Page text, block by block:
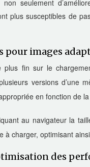
seulement
plus susceptibles de
pour images
plus fin sur le
versions d’une
en fonction de
au navigateur la
charger, optimisant
des